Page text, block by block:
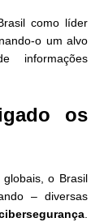
como líder
o um alvo
informações
os
o Brasil
– diversas
.